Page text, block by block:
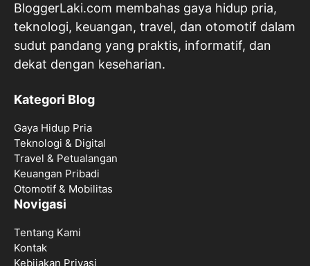
BloggerLaki.com membahas gaya hidup pria,
teknologi, keuangan, travel, dan otomotif dalam
sudut pandang yang praktis, informatif, dan
dekat dengan keseharian.
Kategori Blog
Gaya Hidup Pria
Teknologi & Digital
Travel & Petualangan
Keuangan Pribadi
Otomotif & Mobilitas
Novigasi
Tentang Kami
Kontak
Kebijakan Privasi